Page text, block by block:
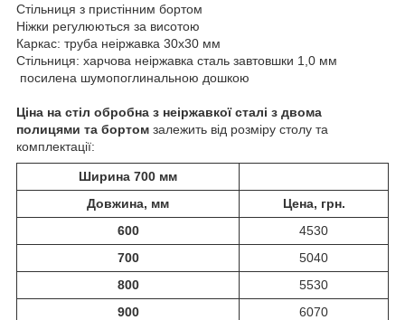
Стільниця з пристінним бортом
Ніжки регулюються за висотою
Каркас: труба неіржавка 30х30 мм
Стільниця: харчова неіржавка сталь завтовшки 1,0 мм
посилена шумопоглинальною дошкою
Ціна на стіл обробна з неіржавкої сталі з двома
полицями та бортом залежить від розміру столу та
комплектації:
Ширина 700 мм
Довжина, мм
Цена, грн.
600
4530
700
5040
800
5530
900
6070